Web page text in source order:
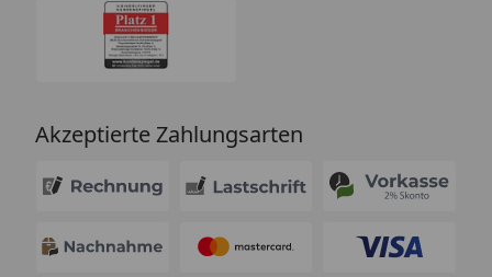
Akzeptierte Zahlungsarten